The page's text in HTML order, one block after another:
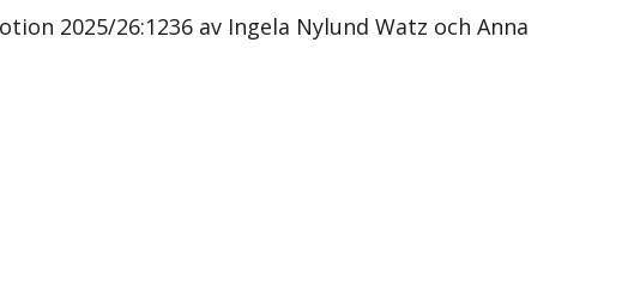
2025/26:1236 av Ingela Nylund Watz och Anna